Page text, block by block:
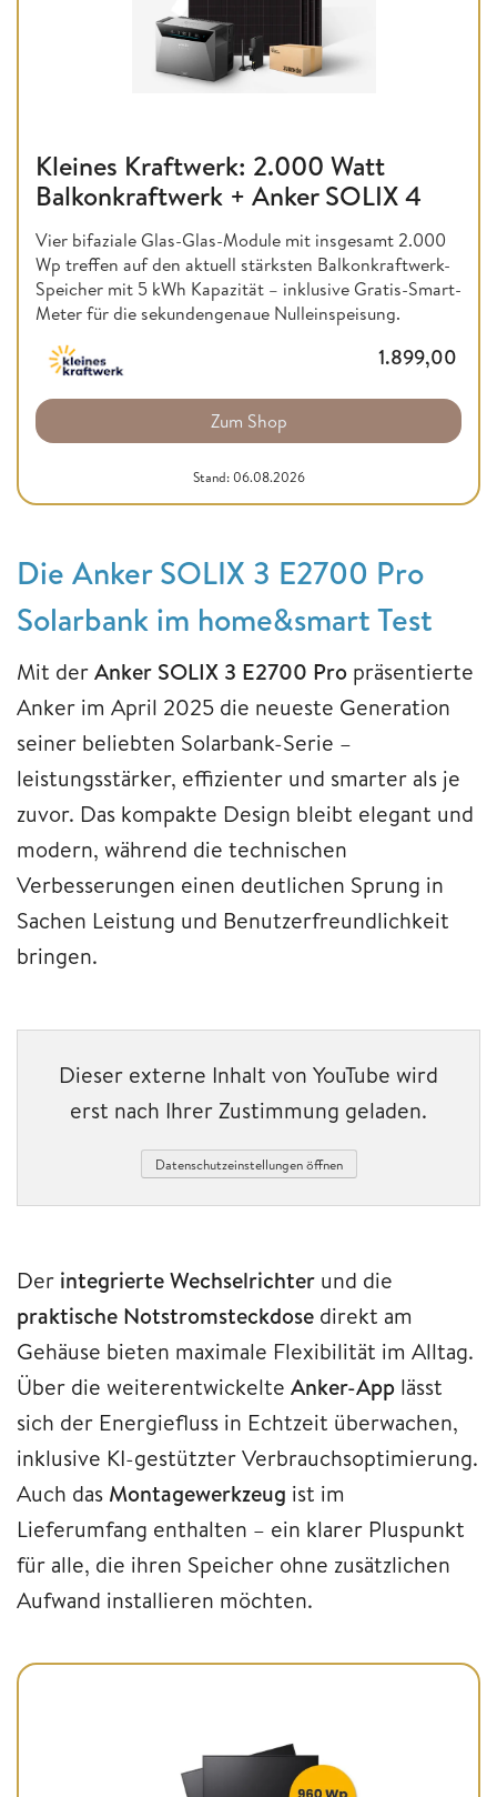
Kleines Kraftwerk: 2.000 Watt
Balkonkraftwerk + Anker SOLIX 4
Vier bifaziale Glas-Glas-Module mit insgesamt 2.000
Wp treffen auf den aktuell stärksten Balkonkraftwerk-
Speicher mit 5 kWh Kapazität – inklusive Gratis-Smart-
Meter für die sekundengenaue Nulleinspeisung.
1.899,00
Zum Shop
Stand: 06.08.2026
Die Anker SOLIX 3 E2700 Pro
Solarbank im home&smart Test
Mit derAnker SOLIX 3 E2700 Pro präsentierte
Anker im April 2025 die neueste Generation
seiner beliebten Solarbank-Serie –
leistungsstärker, effizienter und smarter als je
zuvor. Das kompakte Design bleibt elegant und
modern, während die technischen
Verbesserungen einen deutlichen Sprung in
Sachen Leistung und Benutzerfreundlichkeit
bringen.
Dieser externe Inhalt von YouTube wird
erst nach Ihrer Zustimmung geladen.
Datenschutzeinstellungen öffnen
Der integrierte Wechselrichter und die
praktische Notstromsteckdose direkt am
Gehäuse bieten maximale Flexibilität im Alltag.
Über die weiterentwickelte Anker-App lässt
sich der Energiefluss in Echtzeit überwachen,
inklusive KI-gestützter Verbrauchsoptimierung.
Auch das Montagewerkzeug ist im
Lieferumfang enthalten – ein klarer Pluspunkt
für alle, die ihren Speicher ohne zusätzlichen
Aufwand installieren möchten.